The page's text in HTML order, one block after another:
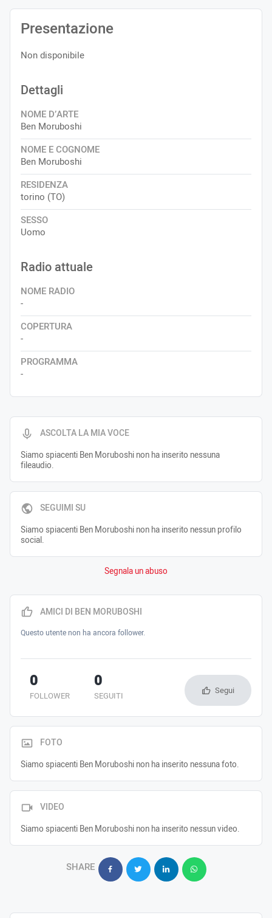
ASCOLTA LA MIA VOCE
Siamo spiacenti Ben Moruboshi non ha inserito nessuna
fileaudio.
SEGUIMI SU
Siamo spiacenti Ben Moruboshi non ha inserito nessun profilo
social.
Segnala un abuso
Presentazione
Non disponibile
Dettagli
NOME D’ARTE
Ben Moruboshi
NOME E COGNOME
Ben Moruboshi
RESIDENZA
torino (TO)
SESSO
Uomo
Radio attuale
NOME RADIO
-
COPERTURA
-
PROGRAMMA
-
AMICI DI BEN MORUBOSHI
Questo utente non ha ancora follower.
FOLLOWER
0
SEGUITI
0 Segui
FOTO
Siamo spiacenti Ben Moruboshi non ha inserito nessuna foto.
VIDEO
Siamo spiacenti Ben Moruboshi non ha inserito nessun video.
SHARE